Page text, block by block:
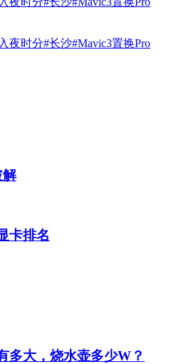
解
卡排名
多大，烧水壶多少W？